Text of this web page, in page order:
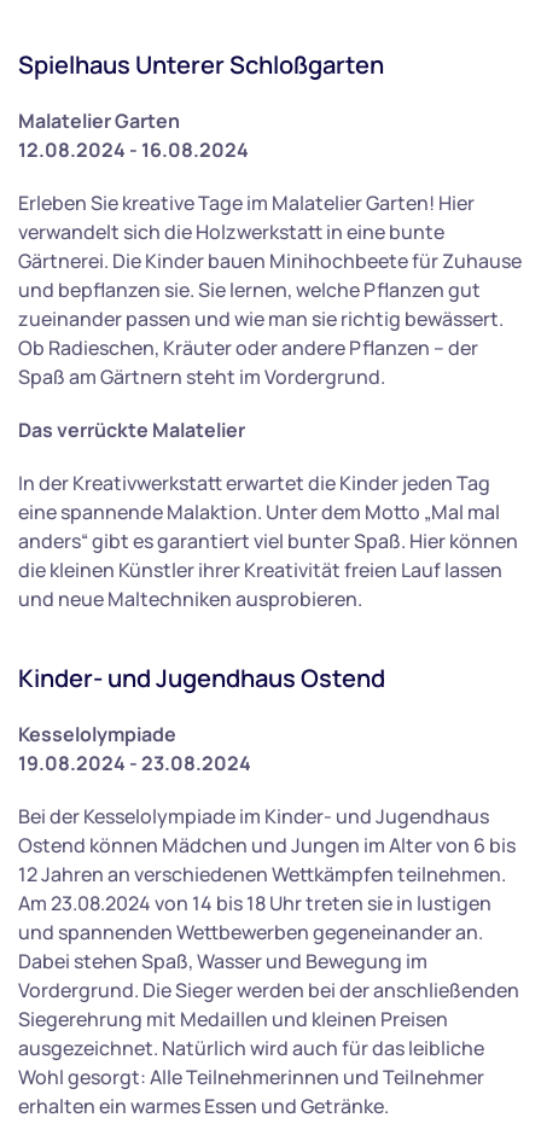
Spielhaus Unterer Schloßgarten
Malatelier Garten
12.08.2024 - 16.08.2024
Erleben Sie kreative Tage im Malatelier Garten! Hier
verwandelt sich die Holzwerkstatt in eine bunte
Gärtnerei. Die Kinder bauen Minihochbeete für Zuhause
und bepflanzen sie. Sie lernen, welche Pflanzen gut
zueinander passen und wie man sie richtig bewässert.
Ob Radieschen, Kräuter oder andere Pflanzen – der
Spaß am Gärtnern steht im Vordergrund.
Das verrückte Malatelier
In der Kreativwerkstatt erwartet die Kinder jeden Tag
eine spannende Malaktion. Unter dem Motto „Mal mal
anders“ gibt es garantiert viel bunter Spaß. Hier können
die kleinen Künstler ihrer Kreativität freien Lauf lassen
und neue Maltechniken ausprobieren.
Kinder- und Jugendhaus Ostend
Kesselolympiade
19.08.2024 - 23.08.2024
Bei der Kesselolympiade im Kinder- und Jugendhaus
Ostend können Mädchen und Jungen im Alter von 6 bis
12 Jahren an verschiedenen Wettkämpfen teilnehmen.
Am 23.08.2024 von 14 bis 18 Uhr treten sie in lustigen
und spannenden Wettbewerben gegeneinander an.
Dabei stehen Spaß, Wasser und Bewegung im
Vordergrund. Die Sieger werden bei der anschließenden
Siegerehrung mit Medaillen und kleinen Preisen
ausgezeichnet. Natürlich wird auch für das leibliche
Wohl gesorgt: Alle Teilnehmerinnen und Teilnehmer
erhalten ein warmes Essen und Getränke.